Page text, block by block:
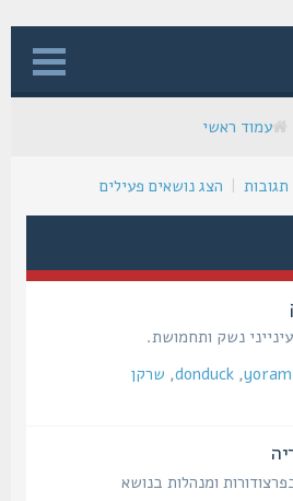
עמוד ראשי
| הצג נושאים פעילים
נשק ותחמושת.
,
donduck
,שרקן
ומנהלות בנושא